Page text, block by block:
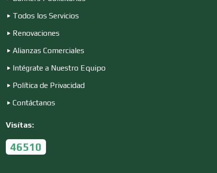
Control de Plagas
Conversiones Automotrices
Copiadoras
Cortinas, Persianas y Alfombras
Todos los Servicios
Renovaciones
Alianzas Comerciales
Intégrate a Nuestro Equipo
Política de Privacidad
Contáctanos
Visítas:
46510